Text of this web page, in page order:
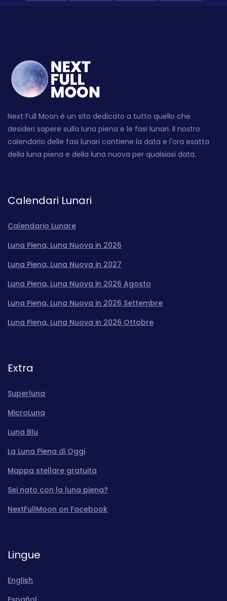
Next Full Moon è un sito dedicato a tutto quello che
desideri sapere sulla luna piena e le fasi lunari. Il nostro
calendario delle fasi lunari contiene la data e l'ora esatta
della luna piena e della luna nuova per qualsiasi data.
Calendari Lunari
Calendario Lunare
Luna Piena, Luna Nuova in 2026
Luna Piena, Luna Nuova in 2027
Luna Piena, Luna Nuova in 2026 Agosto
Luna Piena, Luna Nuova in 2026 Settembre
Luna Piena, Luna Nuova in 2026 Ottobre
Extra
Superluna
MicroLuna
Luna Blu
La Luna Piena di Oggi
Mappa stellare gratuita
Sei nato con la luna piena?
NextFullMoon on Facebook
Lingue
English